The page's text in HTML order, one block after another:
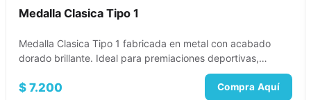
Medalla Clasica Tipo 1
Medalla Clasica Tipo 1 fabricada en metal con acabado
dorado brillante. Ideal para premiaciones deportivas,
$ 7.200 Compra Aquí